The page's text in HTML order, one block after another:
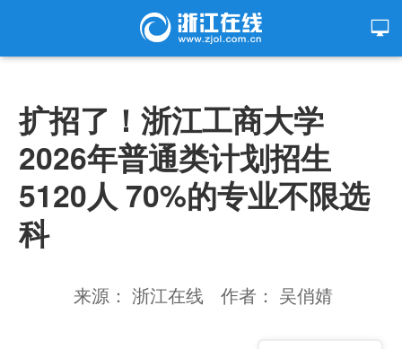
扩招了！浙江工商大学
2026年普通类计划招生
5120人 70%的专业不限选
科
来源： 浙江在线 作者： 吴俏婧